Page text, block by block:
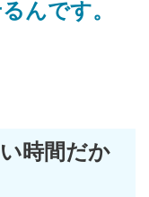
んです。
時間だか